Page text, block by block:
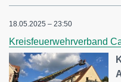
18.05.2025 – 23:50
Kreisfeuerwehrverband